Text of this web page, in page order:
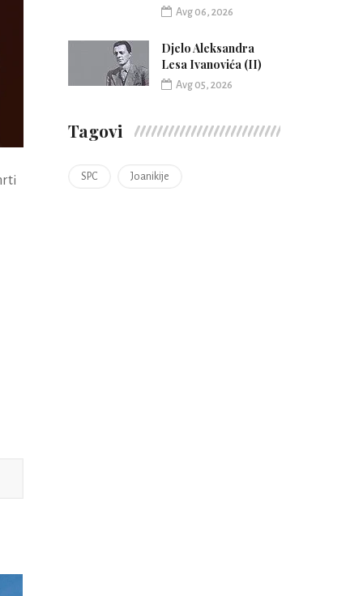
Avg 06, 2026
Djelo Aleksandra
Lesa Ivanovića (II)
Avg 05, 2026
Tagovi
SPC Joanikije